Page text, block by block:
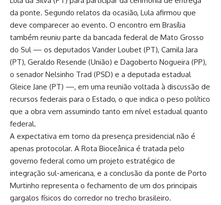
da ponte. Segundo relatos da ocasião, Lula afirmou que
deve comparecer ao evento. O encontro em Brasília
também reuniu parte da bancada federal de Mato Grosso
do Sul — os deputados Vander Loubet (PT), Camila Jara
(PT), Geraldo Resende (União) e Dagoberto Nogueira (PP),
o senador Nelsinho Trad (PSD) e a deputada estadual
Gleice Jane (PT) —, em uma reunião voltada à discussão de
recursos federais para o Estado, o que indica o peso político
que a obra vem assumindo tanto em nível estadual quanto
federal.
A expectativa em torno da presença presidencial não é
apenas protocolar. A Rota Bioceânica é tratada pelo
governo federal como um projeto estratégico de
integração sul-americana, e a conclusão da ponte de Porto
Murtinho representa o fechamento de um dos principais
gargalos físicos do corredor no trecho brasileiro.